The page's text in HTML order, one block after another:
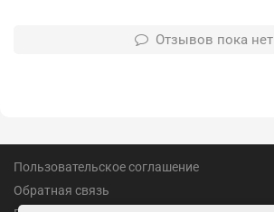
Отзывов пока нет
Пользовательское соглашение
Обратная связь